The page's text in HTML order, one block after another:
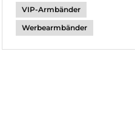
VIP-Armbänder
Werbearmbänder